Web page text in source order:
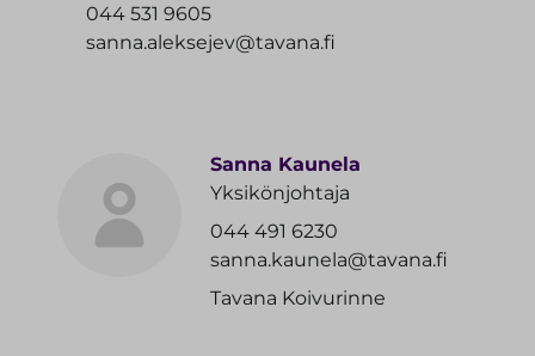
044 531 9605
sanna.aleksejev@tavana.fi
Sanna Kaunela
Yksikönjohtaja
044 491 6230
sanna.kaunela@tavana.fi
Tavana Koivurinne